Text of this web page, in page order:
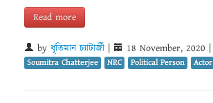
Read more
by ধৃতিমান চ্যাটার্জী | 18 November, 2020 |
Soumitra Chatterjee NRC Political Person Actor